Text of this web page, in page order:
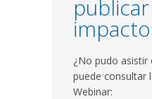
¿No pudo asistir
puede consultar
Webinar: